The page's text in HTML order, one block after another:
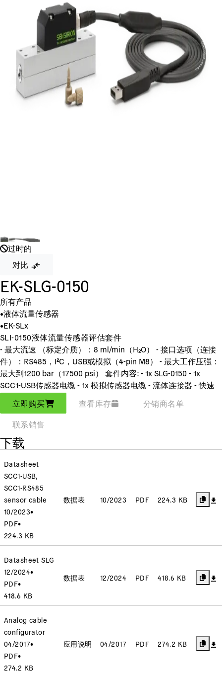
过时的
对比
EK-SLG-0150
所有产品
•液体流量传感器
•EK-SLx
SLI-0150液体流量传感器评估套件
- 最大流速 （标定介质）：8 ml/min（H₂O） - 接口选项（连接
件）：RS485，I²C，USB或模拟（4-pin M8） - 最大工作压强：
最大到1200 bar（17500 psi） 套件内容: - 1x SLG-0150 - 1x
SCC1-USB传感器电缆 - 1x 模拟传感器电缆 - 流体连接器 - 快速
启动指南
立即购买 查看库存 分销商名单
联系销售
下载
Datasheet
SCC1-USB,
SCC1-RS485
sensor cable
10/2023•
PDF•
224.3 KB
数据表 10/2023 PDF 224.3 KB
Datasheet SLG
12/2024•
PDF•
418.6 KB
数据表 12/2024 PDF 418.6 KB
Analog cable
configurator
04/2017•
PDF•
274.2 KB
应用说明 04/2017 PDF 274.2 KB